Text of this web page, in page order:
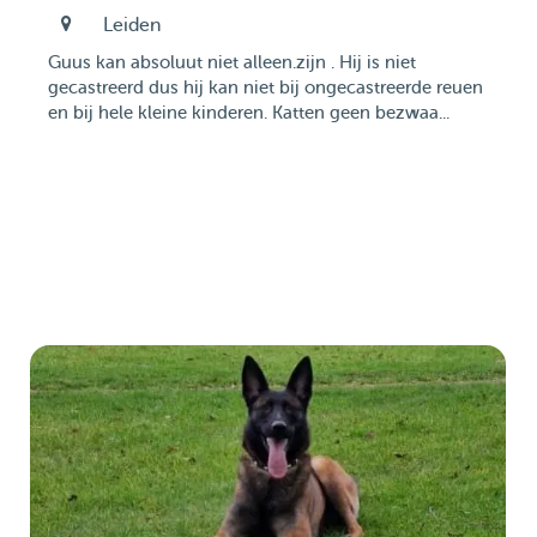
Leiden
Guus kan absoluut niet alleen.zijn . Hij is niet
gecastreerd dus hij kan niet bij ongecastreerde reuen
en bij hele kleine kinderen. Katten geen bezwaa...